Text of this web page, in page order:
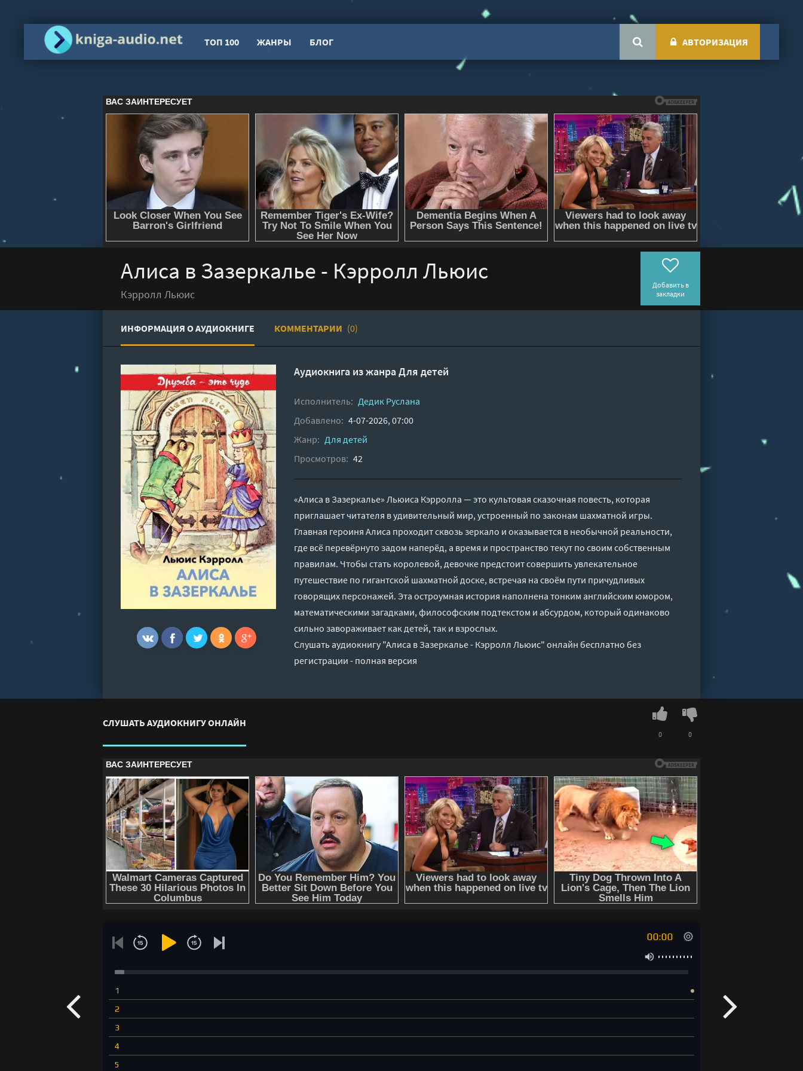
ТОП 100 ЖАНРЫ БЛОГ АВТОРИЗАЦИЯ
Алиса в Зазеркалье - Кэрролл Льюис
Кэрролл Льюис
Добавить в
закладки
ИНФОРМАЦИЯ О АУДИОКНИГЕ КОММЕНТАРИИ (0)
Аудиокнига из жанраДля детей
Исполнитель: Дедик Руслана
Добавлено: 4-07-2026, 07:00
Жанр: Для детей
Просмотров: 42
«Алиса в Зазеркалье» Льюиса Кэрролла — это культовая сказочная повесть, которая
приглашает читателя в удивительный мир, устроенный по законам шахматной игры.
Главная героиня Алиса проходит сквозь зеркало и оказывается в необычной реальности,
где всё перевёрнуто задом наперёд, а время и пространство текут по своим собственным
правилам. Чтобы стать королевой, девочке предстоит совершить увлекательное
путешествие по гигантской шахматной доске, встречая на своём пути причудливых
говорящих персонажей. Эта остроумная история наполнена тонким английским юмором,
математическими загадками, философским подтекстом и абсурдом, который одинаково
сильно завораживает как детей, так и взрослых.
Слушать аудиокнигу "Алиса в Зазеркалье - Кэрролл Льюис" онлайн бесплатно без
регистрации - полная версия
СЛУШАТЬ АУДИОКНИГУ ОНЛАЙН
0 0
00:00
1
2
3
4
5